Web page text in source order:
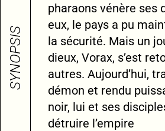
SYNOPSIS
pharaons vénère ses
eux, le pays a pu
la sécurité. Mais un
dieux, Vorax, s’est
autres. Aujourd’hui,
démon et rendu
noir, lui et ses
détruire l’empire